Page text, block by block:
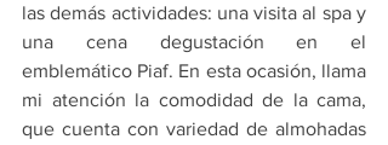
las demás actividades: una visita al spa y
una cena degustación en el
emblemático Piaf. En esta ocasión, llama
mi atención la comodidad de la cama,
que cuenta con variedad de almohadas